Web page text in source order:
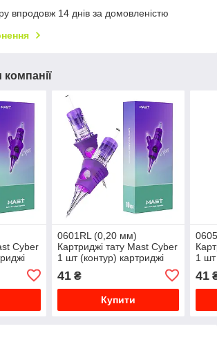
впродовж 14 днів за домовленістю
компанії
Cyber
0601RL (0,20 мм)
Картриджі тату Mast Cyber
​​1 шт (контур) картриджі
41₴
Купити
​​1 шт
41